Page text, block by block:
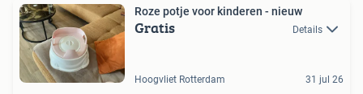
Roze potje voor kinderen - nieuw
Gratis Details
Hoogvliet Rotterdam 31 jul 26